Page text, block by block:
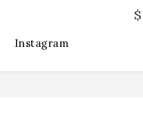
$
Instagram